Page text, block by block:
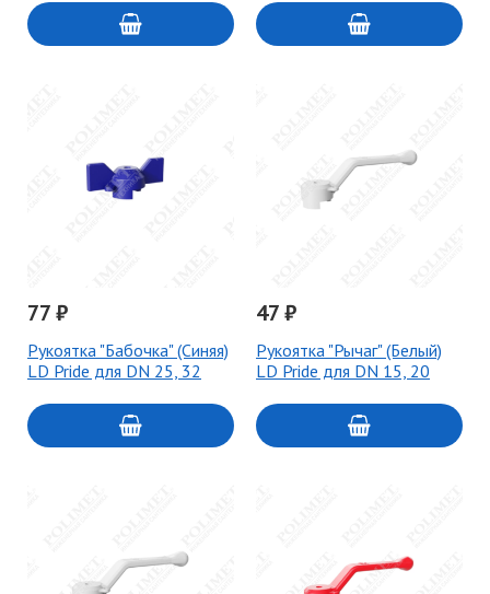
77 ₽
Рукоятка "Бабочка" (Синяя)
LD Pride для DN 25, 32
47 ₽
Рукоятка "Рычаг" (Белый)
LD Pride для DN 15, 20